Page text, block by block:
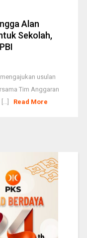
Alan
Sekolah,
usulan
Tim Anggaran
Read More